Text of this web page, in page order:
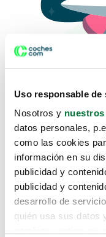
Uso responsable de
Nosotros y
datos personales,
como las cookies
información en su
publicidad y
publicidad y
desarrollo de
quién usa sus datos
Lo
te hemos
Pero puedes
buscando en